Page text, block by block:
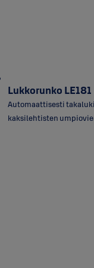
Lukkorunko LE181
Automaattisesti
kaksilehtisten